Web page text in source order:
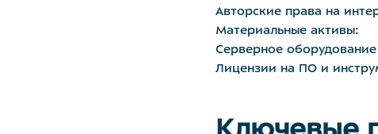
Авторские права на
Материальные активы:
Серверное
Лицензии на ПО и